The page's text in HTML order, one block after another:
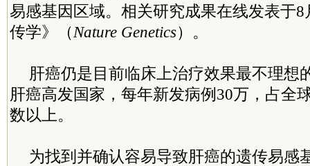
易感基因区域。相关研究成果在线发表于
传学》（Nature Genetics）。
肝癌仍是目前临床上治疗效果最不理想
肝癌高发国家，每年新发病例30万，占全
数以上。
为找到并确认容易导致肝癌的遗传易感